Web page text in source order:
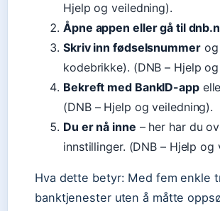
Hjelp og veiledning).
Åpne appen eller gå til
Skriv inn fødselsnummerog
kodebrikke). (DNB – Hjelp
Bekreft med BankID-app
(DNB – Hjelp og veiledning).
Du er nå inne – her har du
innstillinger. (DNB – Hjelp og
Hva dette betyr: Med fem enkle
banktjenester uten å måtte